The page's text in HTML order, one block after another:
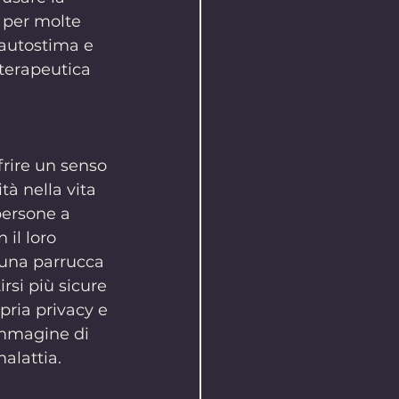
molte
e
un senso
nella vita
a
il loro
parrucca
più sicure
privacy e
di